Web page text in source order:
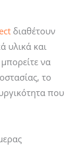
διαθέτουν
υλικά και
να
το
που